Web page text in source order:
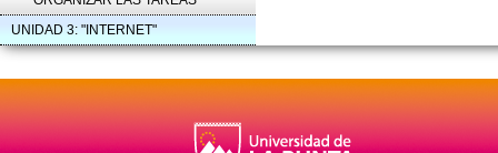
UNIDAD 3: "INTERNET"